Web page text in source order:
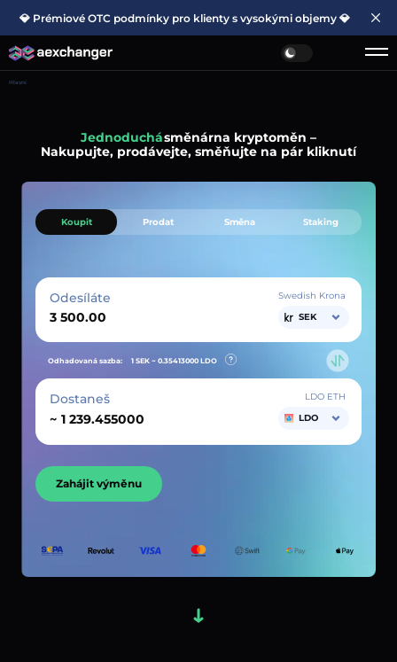
💎 Prémiové OTC podmínky pro klienty s vysokými objemy 💎
Hlavní
Jednoduchásměnárna kryptoměn –
Nakupujte, prodávejte, směňujte na pár kliknutí
Koupit Prodat Směna Staking
Odesíláte
Swedish Krona
SEK
Odhadovaná sazba: 1 SEK ~ 0.35413000 LDO
Dostaneš
~
LDO ETH
LDO
Zahájit výměnu